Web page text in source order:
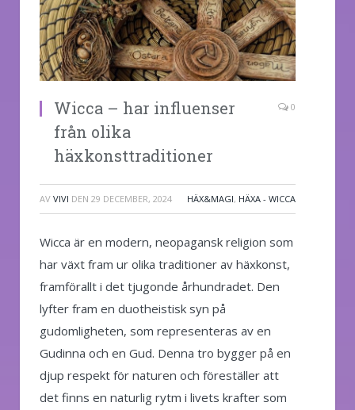
Wicca – har influenser
från olika
häxkonsttraditioner
0
AV VIVI DEN 29 DECEMBER, 2024 HÄX&MAGI, HÄXA - WICCA
Wicca är en modern, neopagansk religion som
har växt fram ur olika traditioner av häxkonst,
framförallt i det tjugonde århundradet. Den
lyfter fram en duotheistisk syn på
gudomligheten, som representeras av en
Gudinna och en Gud. Denna tro bygger på en
djup respekt för naturen och föreställer att
det finns en naturlig rytm i livets krafter som